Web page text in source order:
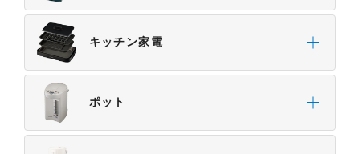
たは提供の中止・中断を行うこと。また、それによ
って生じる一切の損害。
キッチン家電
ポット